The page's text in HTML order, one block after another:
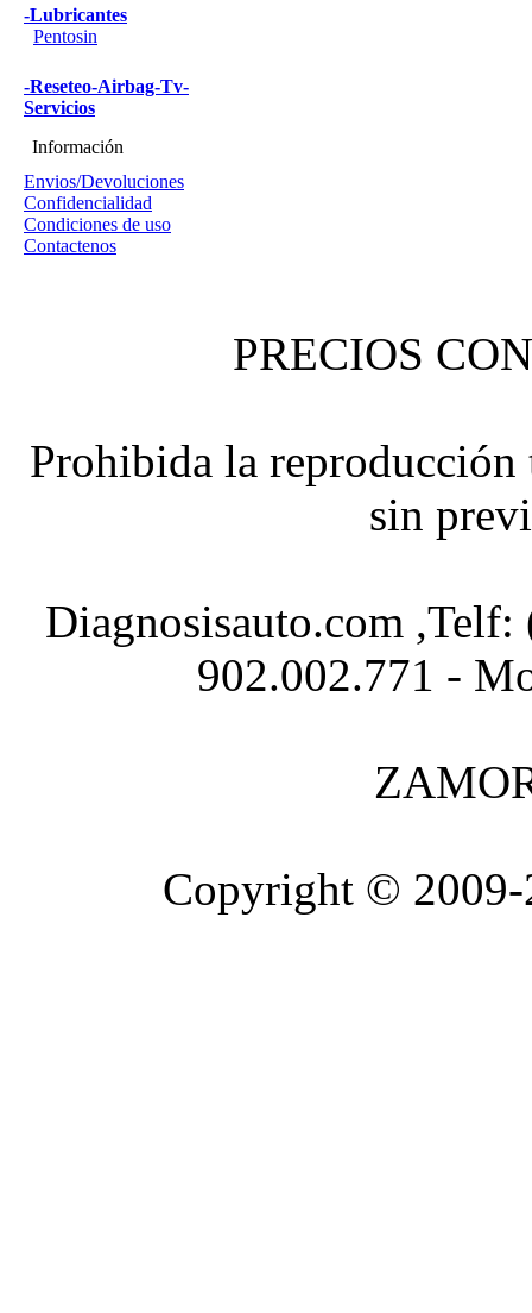
-Lubricantes
Pentosin
-Reseteo-Airbag-Tv-
Servicios
Información
Envios/Devoluciones
Confidencialidad
Condiciones de uso
Contactenos
PRECIOS
Prohibida la
sin
Diagnosisauto.com
902.002.771 -
Copyright ©